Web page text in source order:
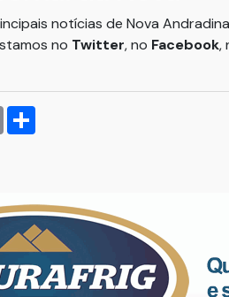
notícias de Nova
no Twitter, no Facebook,
Email